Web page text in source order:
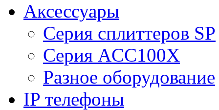
Аксессуары
Серия сплиттеров SP
Серия ACC100X
Разное оборудование
IP телефоны